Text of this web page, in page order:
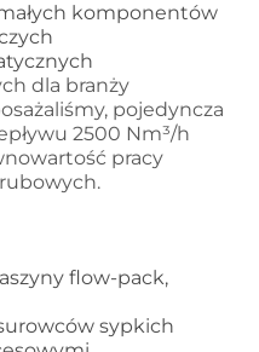
komponentów
dla branży
pojedyncza
2500 Nm³/h
pracy
flow-pack,
sypkich